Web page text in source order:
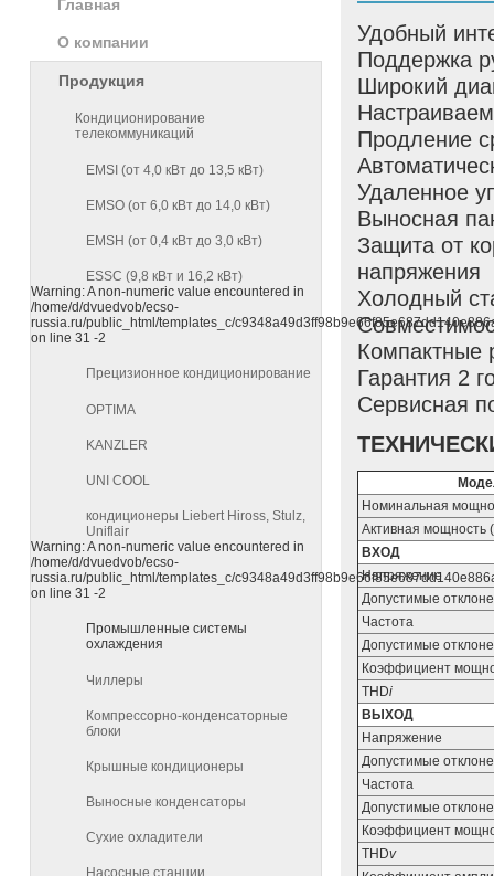
Главная
О компании
Продукция
Кондиционирование
телекоммуникаций
EMSI (от 4,0 кВт до 13,5 кВт)
EMSO (от 6,0 кВт до 14,0 кВт)
EMSH (от 0,4 кВт до 3,0 кВт)
ESSC (9,8 кВт и 16,2 кВт)
Warning: A non-numeric value encountered in
/home/d/dvuedvob/ecso-
russia.ru/public_html/templates_c/
on line 31 -2
Прецизионное кондиционирование
OPTIMA
KANZLER
UNI COOL
кондиционеры Liebert Hiross, Stulz,
Uniflair
Warning: A non-numeric value encountered in
/home/d/dvuedvob/ecso-
russia.ru/public_html/templates_c/
on line 31 -2
Промышленные системы
охлаждения
Чиллеры
Компрессорно-конденсаторные
блоки
Крышные кондиционеры
Выносные конденсаторы
Сухие охладители
Насосные станции
Удобный
Поддержка
Широкий
Продление
Удаленное
Выносная
Защита от
напряжения
Холодный
Компактные
Гарантия 2
Сервисная
Номинальная
Активная мощность
ВХОД
Допустимые
Частота
Допустимые
Коэффициент
THDi
ВЫХОД
Напряжение
Допустимые
Частота
Допустимые
Коэффициент
THDv